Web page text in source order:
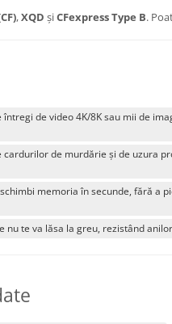
,XQD șiCFexpress Type B.
de video 4K/8K sau mii de
de murdărie și de uzura
memoria în secunde, fără a
nu te va lăsa la greu, rezistând